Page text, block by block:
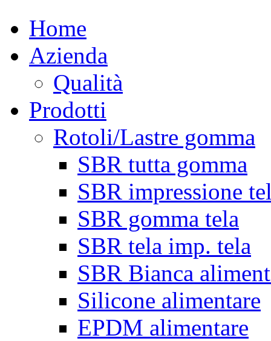
Home
Azienda
Qualità
Prodotti
Rotoli/Lastre gomma
SBR tutta gomma
SBR impressione
SBR gomma tela
SBR tela imp. tela
SBR Bianca
Silicone alimentare
EPDM alimentare